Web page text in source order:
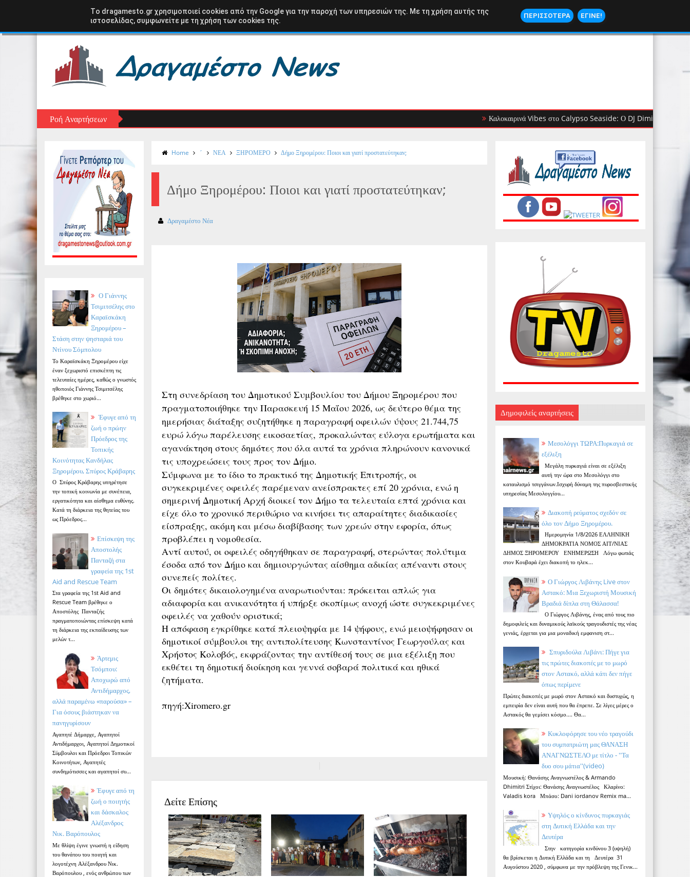
ΑΣΤΑΚΟΣ ΞΗΡΟΜΕΡΟ ΑΙΤΩΛΟΑΚΑΡΝΑΝΙΑ ΒΑΣΙΛΟΠΟΥΛΟ ΚΑΡΑΙΣΚΑΚΗ ΑΘΛΗΤΙΚΑ ΝΑΥΤΙΛΙΑ
Ροή Αναρτήσεων Καλοκαιρινά Vibes στο Calypso Seaside: Ο DJ Dimitris Ioannou βάζει
Ο Γιάννης
Τσιμιτσέλης στο
Καραϊσκάκη
Ξηρομέρου –
Στάση στην ψησταριά του
Ντίνου Σόμπολου
Το Καραϊσκάκη Ξηρομέρου είχε
έναν ξεχωριστό επισκέπτη τις
τελευταίες ημέρες, καθώς ο γνωστός
ηθοποιός Γιάννης Τσιμιτσέλης
βρέθηκε στο χωριό...
Έφυγε από τη
ζωή ο πρώην
Πρόεδρος της
Τοπικής
Κοινότητας Κανδήλας
Ξηρομέρου, Σπύρος Κράβαρης
Ο Σπύρος Κράβαρης υπηρέτησε
την τοπική κοινωνία με συνέπεια,
εργατικότητα και αίσθημα ευθύνης.
Κατά τη διάρκεια της θητείας του
ως Πρόεδρος...
Επίσκεψη της
Αποστολής
Πανταζή στα
γραφεία της 1st
Aid and Rescue Team
Στα γραφεία της 1st Aid and
Rescue Team βρέθηκε ο
Αποστόλης Πανταζής
πραγματοποιώντας επίσκεψη κατά
τη διάρκεια της εκπαίδευσης των
μελών τ...
Άρτεμις
Τσόμπου:
Αποχωρώ από
Αντιδήμαρχος,
αλλά παραμένω «παρούσα» –
Για όσους βιάστηκαν να
πανηγυρίσουν
Αγαπητέ Δήμαρχε, Αγαπητοί
Αντιδήμαρχοι, Αγαπητοί Δημοτικοί
Σύμβουλοι και Πρόεδροι Τοπικών
Κοινοτήτων, Αγαπητές
συνδημότισσες και αγαπητοί συ...
Έφυγε από τη
ζωή ο ποιητής
και δάσκαλος
Αλέξανδρος
Νικ. Βαρόπουλος
Με θλίψη έγινε γνωστή η είδηση
του θανάτου του ποιητή και
λογοτέχνη Αλέξανδρου Νικ.
Βαρόπουλου , ενός ανθρώπου των
Home ´ ΝΕΑ ΞΗΡΟΜΕΡΟ Δήμο Ξηρομέρου: Ποιοι και γιατί προστατεύτηκαν;
Δήμο Ξηρομέρου: Ποιοι και γιατί προστατεύτηκαν;
Δραγαμέστο Νέα
Στη συνεδρίαση του Δημοτικού Συμβουλίου του Δήμου Ξηρομέρου που
πραγματοποιήθηκε την Παρασκευή 15 Μαΐου 2026, ως δεύτερο θέμα της
ημερήσιας διάταξης συζητήθηκε η παραγραφή οφειλών ύψους 21.744,75
ευρώ λόγω παρέλευσης εικοσαετίας, προκαλώντας εύλογα ερωτήματα και
αγανάκτηση στους δημότες που όλα αυτά τα χρόνια πληρώνουν κανονικά
τις υποχρεώσεις τους προς τον Δήμο.
Σύμφωνα με το ίδιο το πρακτικό της Δημοτικής Επιτροπής, οι
συγκεκριμένες οφειλές παρέμεναν ανείσπρακτες επί 20 χρόνια, ενώ η
σημερινή Δημοτική Αρχή διοικεί τον Δήμο τα τελευταία επτά χρόνια και
είχε όλο το χρονικό περιθώριο να κινήσει τις απαραίτητες διαδικασίες
είσπραξης, ακόμη και μέσω διαβίβασης των χρεών στην εφορία, όπως
προβλέπει η νομοθεσία.
Αντί αυτού, οι οφειλές οδηγήθηκαν σε παραγραφή, στερώντας πολύτιμα
έσοδα από τον Δήμο και δημιουργώντας αίσθημα αδικίας απέναντι στους
συνεπείς πολίτες.
Οι δημότες δικαιολογημένα αναρωτιούνται: πρόκειται απλώς για
αδιαφορία και ανικανότητα ή υπήρξε σκοπίμως ανοχή ώστε συγκεκριμένες
οφειλές να χαθούν οριστικά;
Η απόφαση εγκρίθηκε κατά πλειοψηφία με 14 ψήφους, ενώ μειοψήφησαν οι
δημοτικοί σύμβουλοι της αντιπολίτευσης Κωνσταντίνος Γεωργούλας και
Χρήστος Κολοβός, εκφράζοντας την αντίθεσή τους σε μια εξέλιξη που
εκθέτει τη δημοτική διοίκηση και γεννά σοβαρά πολιτικά και ηθικά
ζητήματα.
πηγή:Xiromero.gr
Δείτε Επίσης
Δημοφιλείς αναρτήσεις
Μεσολόγγι ΤΩΡΑ:Πυρκαγιά σε
εξέλιξη
Μεγάλη πυρκαγιά είναι σε εξέλιξη
αυτή την ώρα στο Μεσολόγγι στο
καταυλισμό τσιγγάνων.Ισχυρή δύναμη της πυροσβεστικής
υπηρεσίας Μεσολογγίου...
Διακοπή ρεύματος σχεδόν σε
όλο τον Δήμο Ξηρομέρου.
Ημερομηνία 1/8/2026 ΕΛΛΗΝΙΚΗ
ΔΗΜΟΚΡΑΤΙΑ ΝΟΜΟΣ ΑΙΤ/ΝΙΑΣ
ΔΗΜΟΣ ΞΗΡΟΜΕΡΟΥ ΕΝΗΜΕΡΩΣΗ Λόγω φωτιάς
στον Κουβαρά έχει διακοπή το ηλεκ...
Ο Γιώργος Λιβάνης Live στον
Αστακό: Μια Ξεχωριστή Μουσική
Βραδιά δίπλα στη Θάλασσα!
Ο Γιώργος Λιβάνης, ένας από τους πιο
δημοφιλείς και δυναμικούς λαϊκούς τραγουδιστές της νέας
γενιάς, έρχεται για μια μοναδική εμφανιση στ...
Σπυριδούλα Λιβάνι: Πήγε για
τις πρώτες διακοπές με το μωρό
στον Αστακό, αλλά κάτι δεν πήγε
όπως περίμενε
Πρώτες διακοπές με μωρό στον Αστακό και δυστυχώς, η
εμπειρία δεν είναι αυτή που θα έπρεπε. Σε λίγες μέρες ο
Αστακός θα γεμίσει κόσμο.... Θα...
Κυκλοφόρησε του νέο τραγούδι
του συμπατριώτη μας ΘΑΝΑΣΗ
ΑΝΑΓΝΩΣΤΕΛΟ με τίτλο - ''Τα
δυο σου μάτια''(video)
Μουσική: Θανάσης Αναγνωστέλος & Armando
Dhimitri Στίχοι: Θανάσης Αναγνωστέλος Κλαρίνο:
Valadis kora Μπάσο: Dani iordanov Remix ma...
Υψηλός ο κίνδυνος πυρκαγιάς
στη Δυτική Ελλάδα και την
Δευτέρα
Στην κατηγορία κινδύνου 3 (υψηλή)
θα βρίσκεται η Δυτική Ελλάδα και τη Δευτέρα 31
Αυγούστου 2020 , σύμφωνα με την πρόβλεψη της Γενικ...
Tο dragamesto.gr χρησιμοποιεί cookies από την Google για την παροχή των υπηρεσιών της. Με τη χρήση αυτής της
ιστοσελίδας, συμφωνείτε με τη χρήση των cookies της.
ΠΕΡΙΣΣΟΤΕΡΑ ΕΓΙΝΕ!